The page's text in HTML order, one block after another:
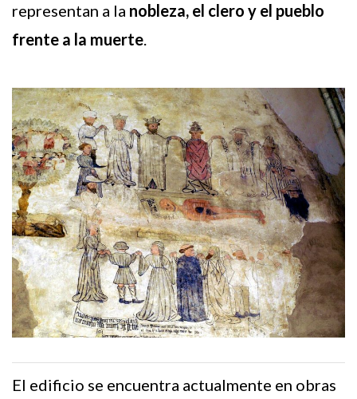
representan a la nobleza, el clero y el pueblo
frente a la muerte
El edificio se encuentra actualmente en obras